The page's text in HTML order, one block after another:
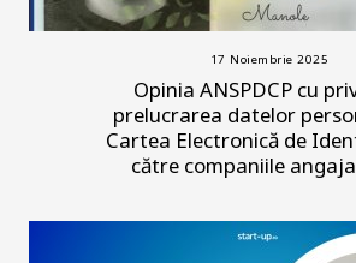
17 Noiembrie 2025
Opinia ANSPDCP cu
prelucrarea datelor
Cartea Electronică de
către companiile